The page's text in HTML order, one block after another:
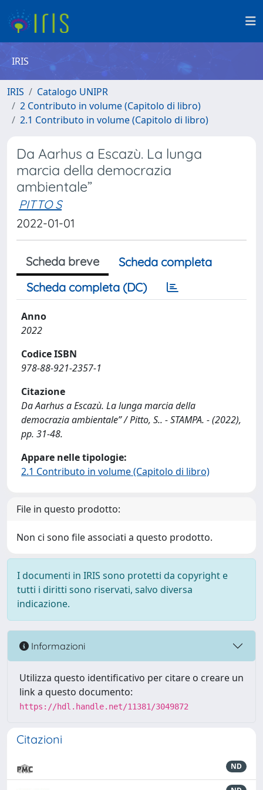
IRIS
IRIS
Catalogo UNIPR
2 Contributo in volume (Capitolo di libro)
2.1 Contributo in volume (Capitolo di libro)
Da Aarhus a Escazù. La lunga
marcia della democrazia
ambientale”
PITTO S
2022-01-01
Scheda breve
Scheda completa
Scheda completa (DC)
Anno
2022
Codice ISBN
978-88-921-2357-1
Citazione
Da Aarhus a Escazù. La lunga marcia della
democrazia ambientale” / Pitto, S.. - STAMPA. - (2022),
pp. 31-48.
Appare nelle tipologie:
2.1 Contributo in volume (Capitolo di libro)
File in questo prodotto:
Non ci sono file associati a questo prodotto.
I documenti in IRIS sono protetti da copyright e
tutti i diritti sono riservati, salvo diversa
indicazione.
Informazioni
Utilizza questo identificativo per citare o creare un
link a questo documento:
https://hdl.handle.net/11381/3049872
Citazioni
ND